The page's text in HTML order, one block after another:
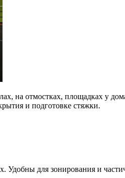
на отмостках, площадках у
и подготовке стяжки.
Удобны для зонирования и